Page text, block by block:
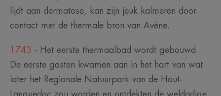
lijdt aan dermatose, kan zijn jeuk kalmeren door
contact met de thermale bron van Avène.
1743 - Het eerste thermaalbad wordt gebouwd.
De eerste gasten kwamen aan in het hart van wat
later het Regionale Natuurpark van de Haut-
Languedoc zou worden en ontdekten de weldadige